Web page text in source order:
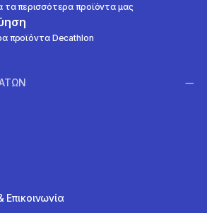
τα περισσότερα προϊόντα μας
προϊόντα Decathlon